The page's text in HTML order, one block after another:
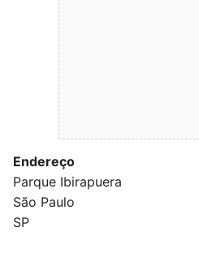
Endereço
Parque Ibirapuera
São Paulo
SP